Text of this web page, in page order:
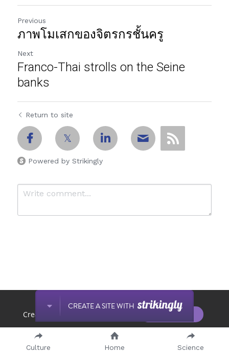
Previous
ภาพโมเสกของจิตรกรชั้นครู
Next
Franco-Thai strolls on the Seine
banks
Return to site
Powered by Strikingly
CREATE A SITE WITH
Create your FREE website today!
START NOW
Culture Home Science